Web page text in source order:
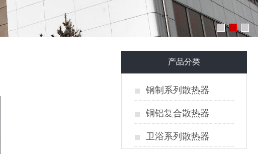
产品分类
钢制系列散热器
铜铝复合散热器
卫浴系列散热器